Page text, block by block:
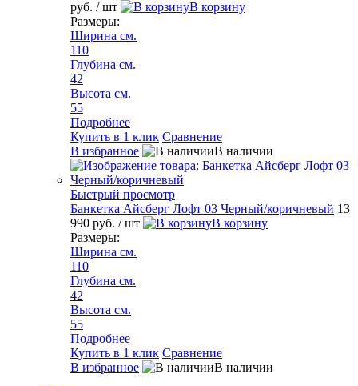
руб. / шт
В корзину
Размеры:
Ширина см.
110
Глубина см.
42
Высота см.
55
Подробнее
Купить в 1 клик Сравнение
В избранное
В наличии
Быстрый просмотр
Банкетка Айсберг Лофт 03 Черный/коричневый 13
990 руб. / шт
В корзину
Размеры:
Ширина см.
110
Глубина см.
42
Высота см.
55
Подробнее
Купить в 1 клик Сравнение
В избранное
В наличии